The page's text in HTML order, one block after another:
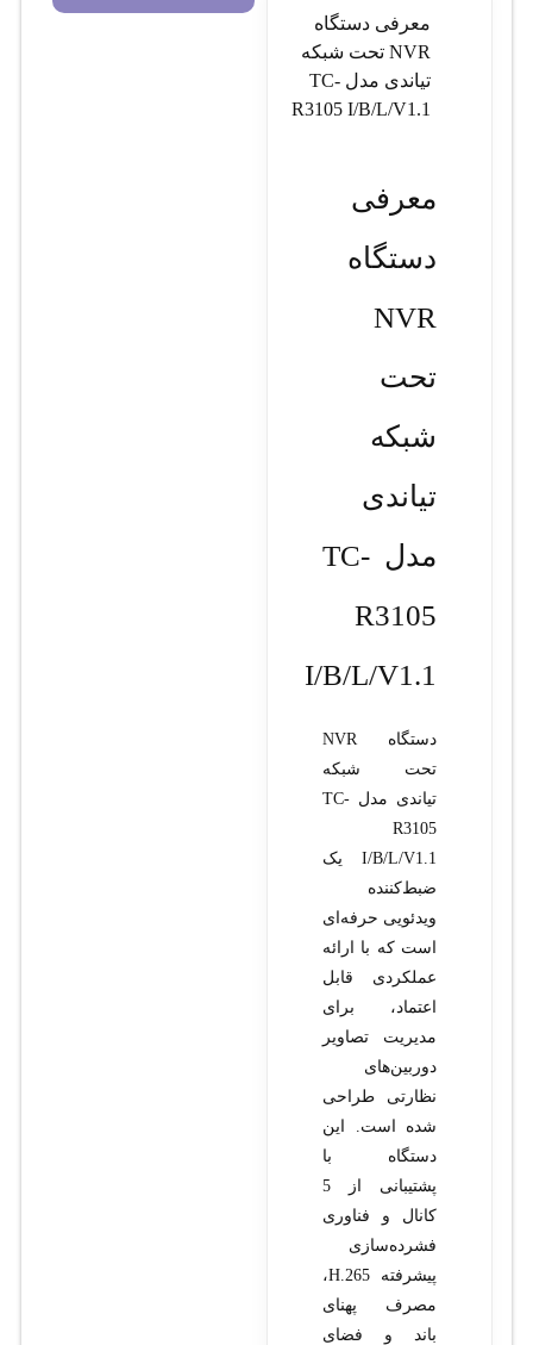
معرفی دستگاه
NVR تحت شبکه
تیاندی مدل TC-
R3105 I/B/L/V1.1
معرفی
دستگاه
NVR
تحت
شبکه
تیاندی
مدل TC-
R3105
I/B/L/V1.1
دستگاه NVR
تحت شبکه
تیاندی مدل TC-
R3105
I/B/L/V1.1 یک
ضبط‌کننده
ویدئویی حرفه‌ای
است که با ارائه
عملکردی قابل
اعتماد، برای
مدیریت تصاویر
دوربین‌های
نظارتی طراحی
شده است. این
دستگاه با
پشتیبانی از 5
کانال و فناوری
فشرده‌سازی
پیشرفته H.265،
مصرف پهنای
باند و فضای